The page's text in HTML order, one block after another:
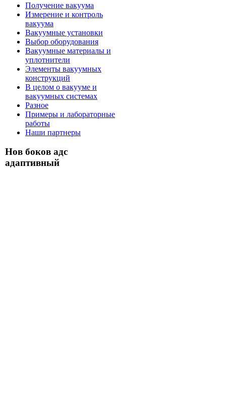
Получение вакуума
Измерение и контроль
вакуума
Вакуумные установки
Выбор оборудования
Вакуумные материалы и
уплотнители
Элементы вакуумных
конструкций
В целом о вакууме и
вакуумных системах
Разное
Примеры и лабораторные
работы
Наши партнеры
Нов боков адс
адаптивный